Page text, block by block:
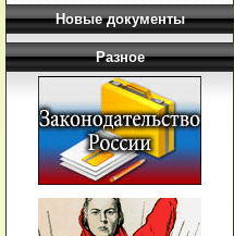
Новые документы
Разное